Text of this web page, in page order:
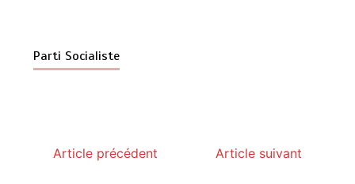
Parti Socialiste
Article précédent Article suivant